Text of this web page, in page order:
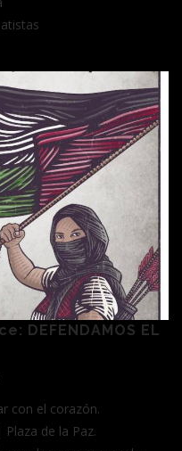
DEFENDAMOS EL
con el corazón.
de la Paz.